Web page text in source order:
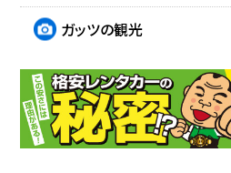
ガッツの観光